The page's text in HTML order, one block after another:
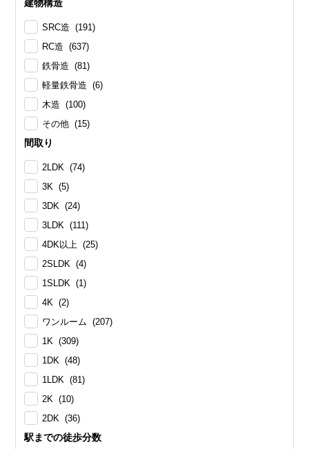
建物構造
SRC造 (191)
RC造 (637)
鉄骨造 (81)
軽量鉄骨造 (6)
木造 (100)
その他 (15)
間取り
2LDK (74)
3K (5)
3DK (24)
3LDK (111)
4DK以上 (25)
2SLDK (4)
1SLDK (1)
4K (2)
ワンルーム (207)
1K (309)
1DK (48)
1LDK (81)
2K (10)
2DK (36)
駅までの徒歩分数